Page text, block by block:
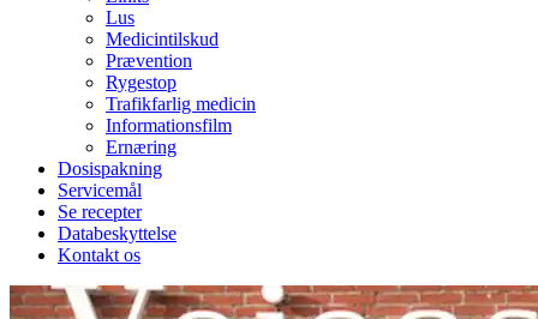
Lus
Medicintilskud
Prævention
Rygestop
Trafikfarlig medicin
Informationsfilm
Ernæring
Dosispakning
Servicemål
Se recepter
Databeskyttelse
Kontakt os